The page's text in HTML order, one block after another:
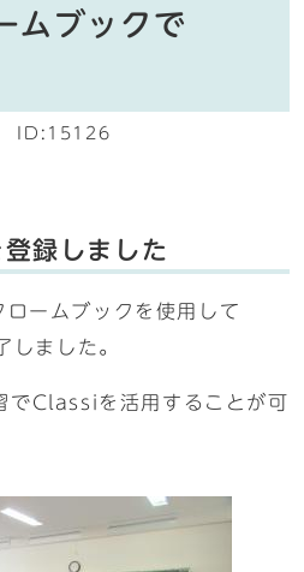
ブックで
ID:15126
録しました
ームブックを使用して
ました。
でClassiを活用することが可